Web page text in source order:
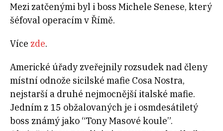
Mezi zatčenými byl i boss Michele Senese, který
šéfoval operacím v Římě.
Více zde.
Americké úřady zveřejnily rozsudek nad členy
místní odnože sicilské mafie Cosa Nostra,
nejstarší a druhé nejmocnější italské mafie.
Jedním z 15 obžalovaných je i osmdesátiletý
boss známý jako “Tony Masové koule”.